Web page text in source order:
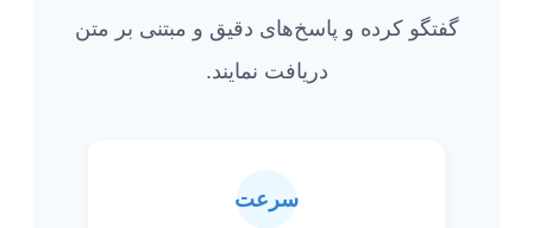
گفتگو کرده و پاسخ‌های دقیق و مبتنی بر متن
دریافت نمایند.
سرعت